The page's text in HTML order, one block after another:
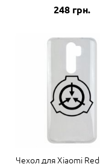
248 грн.
Чехол для Xiaomi